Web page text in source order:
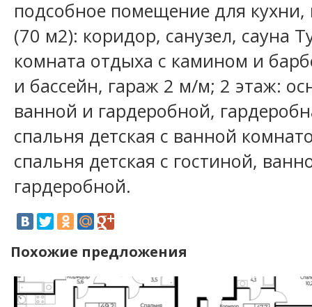
подсобное помещение для кухни,
(70 м2): коридор, санузел, сауна
комната отдыха с камином и
и бассейн, гараж 2 м/м; 2 этаж:
ванной и гардеробной,
спальня детская с ванной
спальня детская с гостиной,
гардеробной.
Похожие предложения